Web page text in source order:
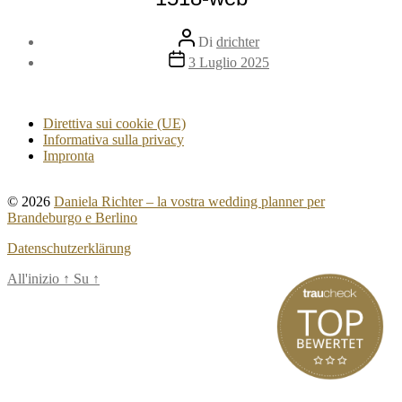
Autore
articolo
Di drichter
Data
dell'articolo
3 Luglio 2025
Direttiva sui cookie (UE)
Informativa sulla privacy
Impronta
© 2026 Daniela Richter – la vostra wedding planner per
Brandeburgo e Berlino
Datenschutzerklärung
All'inizio ↑ Su ↑